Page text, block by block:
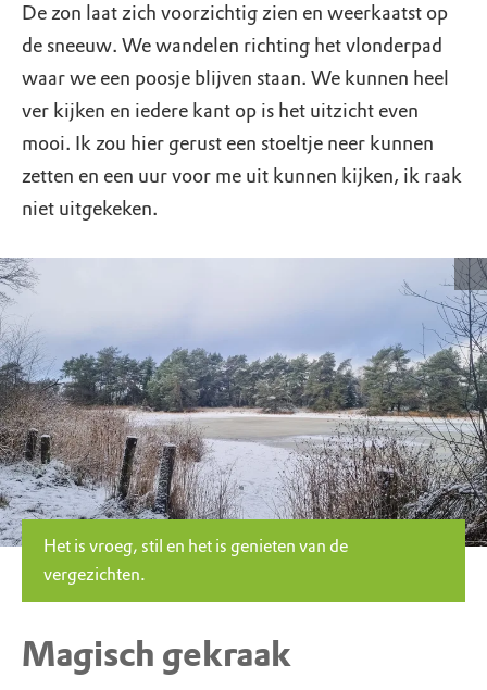
De zon laat zich voorzichtig zien en weerkaatst op
de sneeuw. We wandelen richting het vlonderpad
waar we een poosje blijven staan. We kunnen heel
ver kijken en iedere kant op is het uitzicht even
mooi. Ik zou hier gerust een stoeltje neer kunnen
zetten en een uur voor me uit kunnen kijken, ik raak
niet uitgekeken.
Het is vroeg, stil en het is genieten van de
vergezichten.
Magisch gekraak